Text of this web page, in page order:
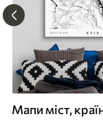
Мапи міст, країн